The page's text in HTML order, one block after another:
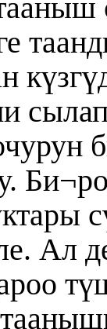
Ал